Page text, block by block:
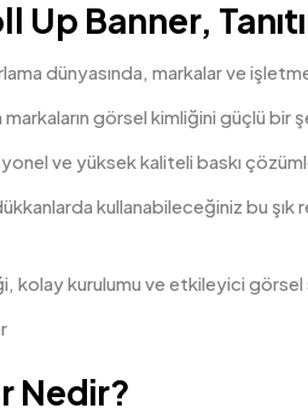
Up Banner,
dünyasında, markalar ve
görsel kimliğini güçlü bir
ve yüksek kaliteli baskı
kullanabileceğiniz bu şık
kolay kurulumu ve etkileyici görsel
Nedir?